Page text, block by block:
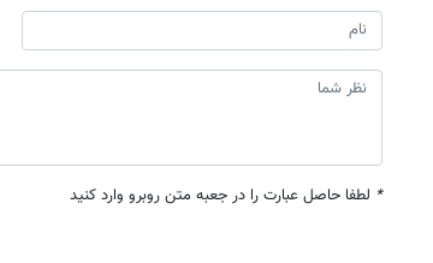
* لطفا حاصل عبارت را در جعبه متن روبرو وارد کنید